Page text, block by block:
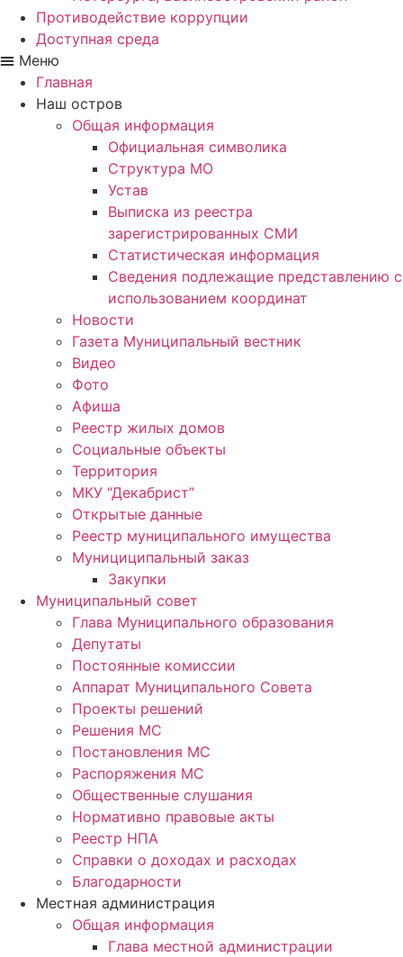
Противодействие коррупции
Доступная среда
Меню
Главная
Наш остров
Общая информация
Официальная символика
Структура МО
Устав
Выписка из реестра
зарегистрированных СМИ
Статистическая информация
Сведения подлежащие представлению с
использованием координат
Новости
Газета Муниципальный вестник
Видео
Фото
Афиша
Реестр жилых домов
Социальные объекты
Территория
МКУ “Декабрист”
Открытые данные
Реестр муниципального имущества
Мунициципальный заказ
Закупки
Муниципальный совет
Глава Муниципального образования
Депутаты
Постоянные комиссии
Аппарат Муниципального Совета
Проекты решений
Решения МС
Постановления МС
Распоряжения МС
Общественные слушания
Нормативно правовые акты
Реестр НПА
Справки о доходах и расходах
Благодарности
Местная администрация
Общая информация
Глава местной администрации